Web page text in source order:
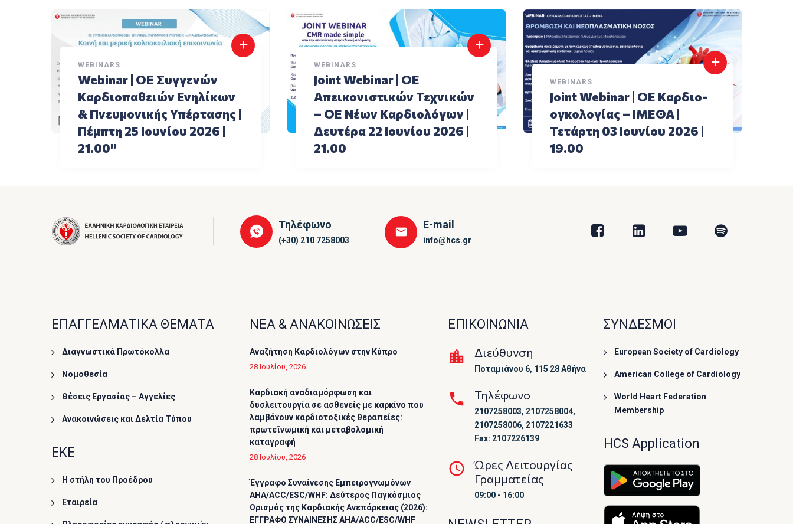
WEBINARS
Webinar | ΟΕ Συγγενών
Καρδιοπαθειών Ενηλίκων
& Πνευμονικής Υπέρτασης |
Πέμπτη 25 Ιουνίου 2026 |
21.00″
WEBINARS
Joint Webinar | ΟΕ
Aπεικονιστικών Τεχνικών
– ΟΕ Νέων Καρδιολόγων |
Δευτέρα 22 Ιουνίου 2026 |
21.00
WEBINARS
Joint Webinar | ΟΕ Καρδιο-
ογκολογίας – ΙΜΕΘΑ |
Τετάρτη 03 Ιουνίου 2026 |
19.00
Τηλέφωνο
(+30) 210 7258003
E-mail
info@hcs.gr
ΕΠΑΓΓΕΛΜΑΤΙΚΑ ΘΕΜΑΤΑ
Διαγνωστικά Πρωτόκολλα
Νομοθεσία
Θέσεις Εργασίας – Αγγελίες
Ανακοινώσεις και Δελτία Τύπου
ΕΚΕ
Η στήλη του Προέδρου
Εταιρεία
ΝΕΑ & ΑΝΑΚΟΙΝΩΣΕΙΣ
Αναζήτηση Καρδιολόγων στην Κύπρο
28 Ιουλίου, 2026
Καρδιακή αναδιαμόρφωση και
δυσλειτουργία σε ασθενείς με καρκίνο που
λαμβάνουν καρδιοτοξικές θεραπείες:
πρωτεϊνωμική και μεταβολομική
καταγραφή
28 Ιουλίου, 2026
Έγγραφο Συναίνεσης Εμπειρογνωμόνων
AHA/ACC/ESC/WHF: Δεύτερος Παγκόσμιος
Ορισμός της Καρδιακής Ανεπάρκειας (2026):
ΕΓΓΡΑΦΟ ΣΥΝΑΙΝΕΣΗΣ AHA/ACC/ESC/WHF
ΕΠΙΚΟΙΝΩΝΙΑ
Διεύθυνση
Ποταμιάνου 6, 115 28 Αθήνα
Τηλέφωνο
2107258003, 2107258004,
2107258006, 2107221633
Fax: 2107226139
Ώρες Λειτουργίας
Γραμματείας
09:00 - 16:00
ΣΥΝΔΕΣΜΟΙ
European Society of Cardiology
American College of Cardiology
World Heart Federation
Membership
HCS Application